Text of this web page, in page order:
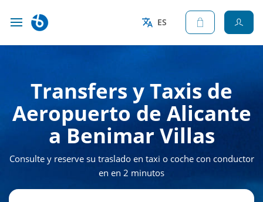
ES
Transfers y Taxis de
Aeropuerto de Alicante
a Benimar Villas
Consulte y reserve su traslado en taxi o coche con conductor
en en 2 minutos